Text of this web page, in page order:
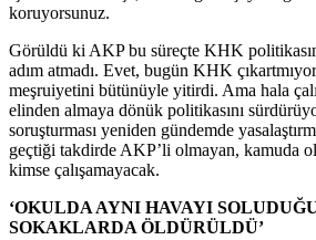
koruyorsunuz.
Görüldü ki AKP bu süreçte KHK
adım atmadı. Evet, bugün KHK
meşruiyetini bütünüyle yitirdi. Ama hala
elinden almaya dönük politikasını
soruşturması yeniden gündemde
geçtiği takdirde AKP’li olmayan, kamuda
kimse çalışamayacak.
‘OKULDA AYNI HAVAYI
SOKAKLARDA ÖLDÜRÜLDÜ’